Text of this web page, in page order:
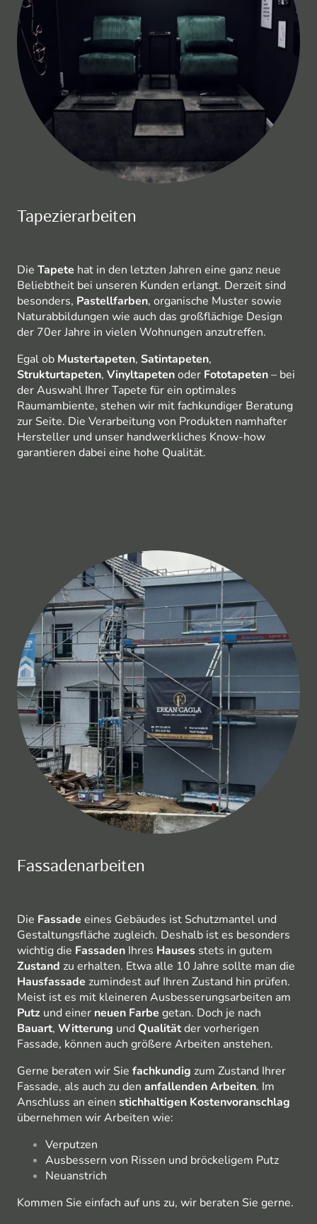
Tapezierarbeiten
Die Tapete hat in den letzten Jahren eine ganz neue
Beliebtheit bei unseren Kunden erlangt. Derzeit sind
besonders, Pastellfarben, organische Muster sowie
Naturabbildungen wie auch das großflächige Design
der 70er Jahre in vielen Wohnungen anzutreffen.
Egal ob Mustertapeten, Satintapeten,
Strukturtapeten, Vinyltapetenoder Fototapeten– bei
der Auswahl Ihrer Tapete für ein optimales
Raumambiente, stehen wir mit fachkundiger Beratung
zur Seite. Die Verarbeitung von Produkten namhafter
Hersteller und unser handwerkliches Know-how
garantieren dabei eine hohe Qualität.
Fassadenarbeiten
Die Fassade eines Gebäudes ist Schutzmantel und
Gestaltungsfläche zugleich. Deshalb ist es besonders
wichtig die Fassaden Ihres Hauses stets in gutem
Zustand zu erhalten. Etwa alle 10 Jahre sollte man die
Hausfassade zumindest auf Ihren Zustand hin prüfen.
Meist ist es mit kleineren Ausbesserungsarbeiten am
Putz und einer neuen Farbe getan. Doch je nach
Bauart, Witterung und Qualitätder vorherigen
Fassade, können auch größere Arbeiten anstehen.
Gerne beraten wir Sie fachkundig zum Zustand Ihrer
Fassade, als auch zu den anfallendenArbeiten. Im
Anschluss an einen stichhaltigen Kostenvoranschlag
übernehmen wir Arbeiten wie:
Verputzen
Ausbessern von Rissen und bröckeligem Putz
Neuanstrich
Kommen Sie einfach auf uns zu, wir beraten Sie gerne.